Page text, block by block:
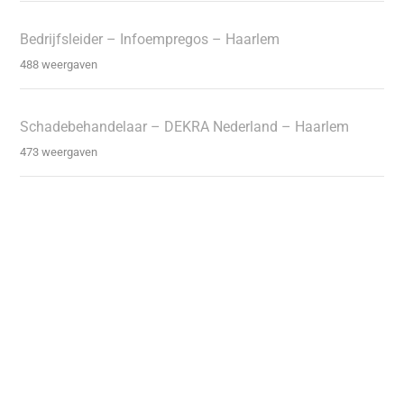
Bedrijfsleider – Infoempregos – Haarlem
488 weergaven
Schadebehandelaar – DEKRA Nederland – Haarlem
473 weergaven